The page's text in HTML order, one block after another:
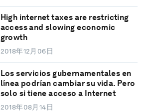
High internet taxes are restricting
access and slowing economic
growth
2018年12月06日
Los servicios gubernamentales en
línea podrían cambiar su vida. Pero
solo si tiene acceso a Internet
2018年08月14日